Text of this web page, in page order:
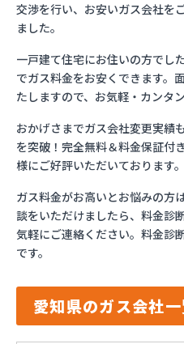
交渉を行い、お安いガス会社を
ました。
一戸建て住宅にお住いの方でし
でガス料金をお安くできます。
たしますので、お気軽・カンタ
おかげさまでガス会社変更実績
を突破！完全無料＆料金保証付
様にご好評いただいております。
ガス料金がお高いとお悩みの方
談をいただけましたら、料金診
気軽にご連絡ください。料金診
です。
愛知県のガス会社